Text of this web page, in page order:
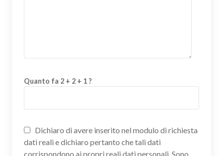
Quanto fa 2 + 2 + 1 ?
Dichiaro di avere inserito nel modulo di richiesta
dati reali e dichiaro pertanto che tali dati
corrispondono ai propri reali dati personali. Sono